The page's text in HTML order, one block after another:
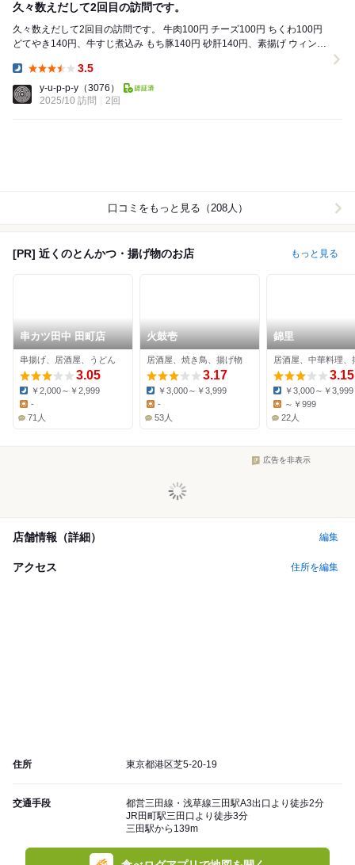
久々数えだして2回目の訪問です。
久々数えだして2回目の訪問です。 牛肉100円 チーズ100円 ちくわ100円
どてやき140円、牛すじ煮込み もち豚140円 砂肝140円、素揚げ ウィンナ
3.5
y-u-p-p-y （3076）
2025/10 訪問
2回
口コミをもっと見る（208人）
[PR] 近くのとんかつ・揚げ物のお店 もっと見る
串カツ田中 田町店
串揚げ、居酒屋、うどん
3.05
Dinner:
￥2,000～￥2,999
Lunch:
-
71人
火鼓壱
居酒屋、焼き鳥、揚げ物
3.17
Dinner:
￥3,000～￥3,999
Lunch:
-
53人
錦里
居酒屋、中華料理、
3.15
Dinner:
￥3,000～￥3,999
Lunch:
～￥999
22人
広告を非表示
店舗情報（詳細） 編集
アクセス 住所を編集
住所 東京都港区芝5-20-19
交通手段
都営三田線・浅草線三田駅A3出口より徒歩2分
JR田町駅三田口より徒歩3分
三田駅から139m